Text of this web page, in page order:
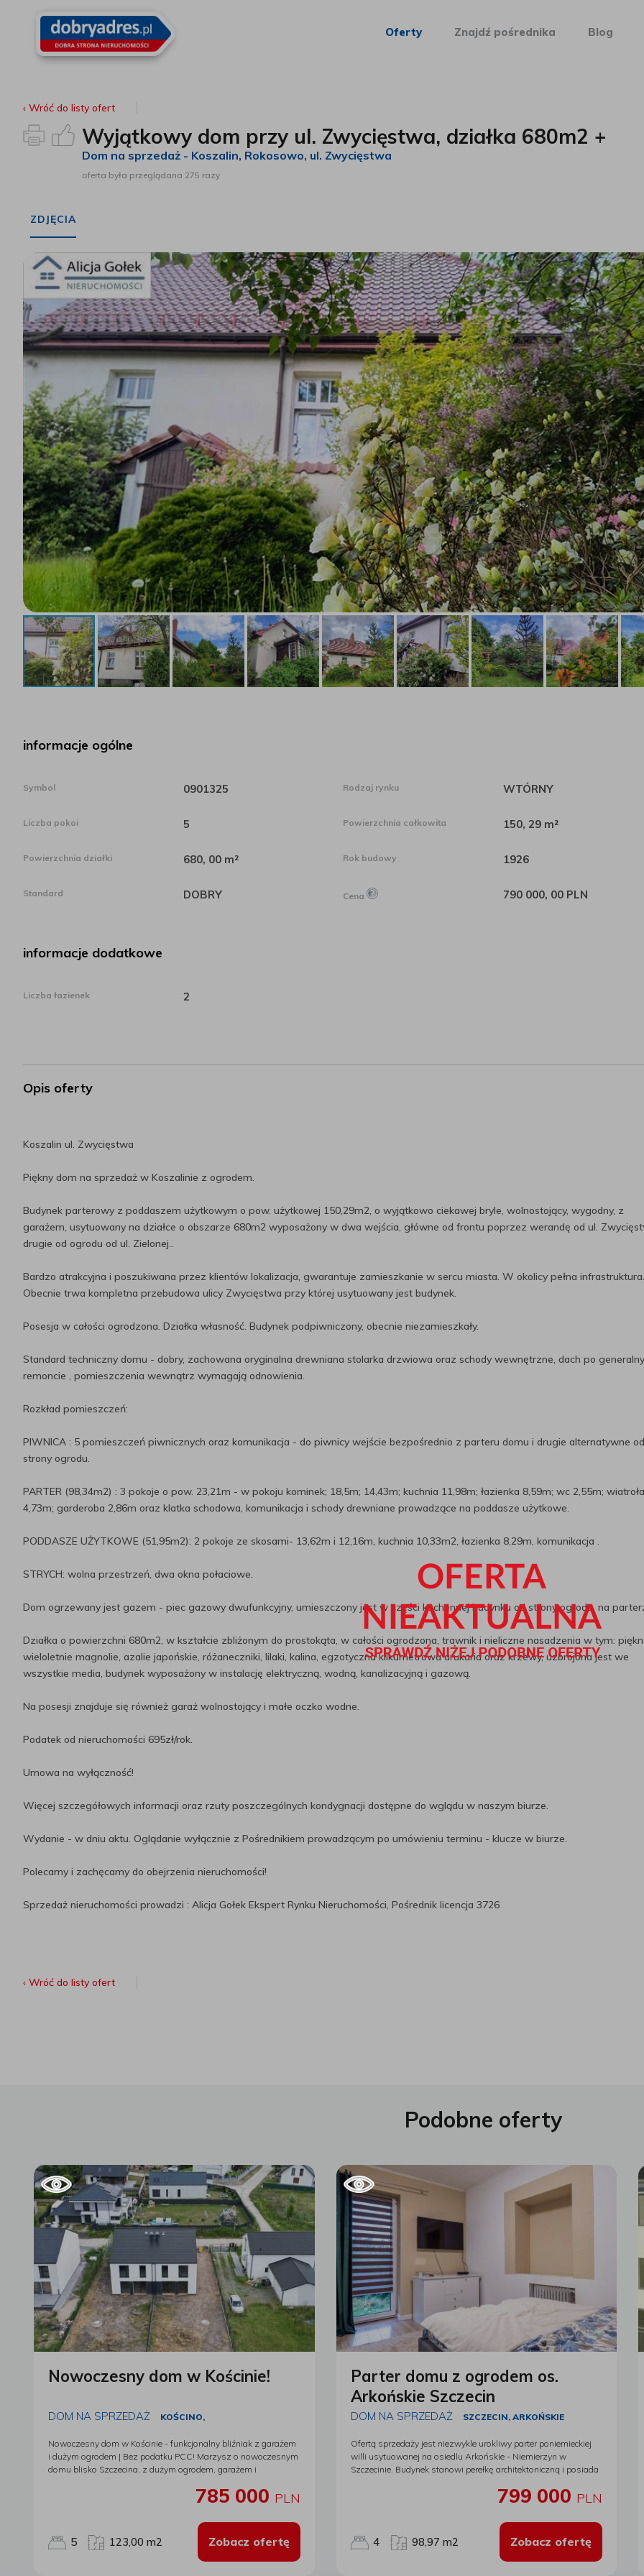
Oferty Znajdź pośrednika Blog
‹ Wróć do listy ofert
Wyjątkowy dom przy ul. Zwycięstwa, działka 680m2 +
Dom na sprzedaż - Koszalin, Rokosowo, ul. Zwycięstwa
oferta była przeglądana 275 razy
ZDJĘCIA
informacje ogólne
Symbol 0901325 Rodzaj rynku WTÓRNY
Liczba pokoi 5 Powierzchnia całkowita 150, 29 m²
Powierzchnia działki 680, 00 m² Rok budowy 1926
Standard DOBRY Cena 790 000, 00 PLN
informacje dodatkowe
Liczba łazienek 2
Opis oferty
Koszalin ul. Zwycięstwa
Piękny dom na sprzedaż w Koszalinie z ogrodem.
Budynek parterowy z poddaszem użytkowym o pow. użytkowej 150,29m2, o wyjątkowo ciekawej bryle, wolnostojący, wygodny, z
garażem, usytuowany na działce o obszarze 680m2 wyposażony w dwa wejścia, główne od frontu poprzez werandę od ul.
drugie od ogrodu od ul. Zielonej..
Bardzo atrakcyjna i poszukiwana przez klientów lokalizacja, gwarantuje zamieszkanie w sercu miasta. W okolicy pełna infrastruktura.
Obecnie trwa kompletna przebudowa ulicy Zwycięstwa przy której usytuowany jest budynek.
Posesja w całości ogrodzona. Działka własność. Budynek podpiwniczony, obecnie niezamieszkały.
Standard techniczny domu - dobry, zachowana oryginalna drewniana stolarka drzwiowa oraz schody wewnętrzne, dach po
remoncie , pomieszczenia wewnątrz wymagają odnowienia.
Rozkład pomieszczeń:
PIWNICA : 5 pomieszczeń piwnicznych oraz komunikacja - do piwnicy wejście bezpośrednio z parteru domu i drugie alternatywne od
strony ogrodu.
PARTER (98,34m2) : 3 pokoje o pow. 23,21m - w pokoju kominek; 18,5m; 14,43m; kuchnia 11,98m; łazienka 8,59m; wc 2,55m;
4,73m; garderoba 2,86m oraz klatka schodowa, komunikacja i schody drewniane prowadzące na poddasze użytkowe.
PODDASZE UŻYTKOWE (51,95m2): 2 pokoje ze skosami- 13,62m i 12,16m, kuchnia 10,33m2, łazienka 8,29m, komunikacja .
STRYCH: wolna przestrzeń, dwa okna połaciowe.
Dom ogrzewany jest gazem - piec gazowy dwufunkcyjny, umieszczony jest w części kuchennej budynku od strony ogrodu, na
Działka o powierzchni 680m2, w kształcie zbliżonym do prostokąta, w całości ogrodzona, trawnik i nieliczne nasadzenia w tym:
wieloletnie magnolie, azalie japońskie, różaneczniki, lilaki, kalina, egzotyczna kilkumetrowa arukaria oraz krzewy, uzbrojona jest we
wszystkie media, budynek wyposażony w instalację elektryczną, wodną, kanalizacyjną i gazową.
Na posesji znajduje się również garaż wolnostojący i małe oczko wodne.
Podatek od nieruchomości 695zł/rok.
Umowa na wyłączność!
Więcej szczegółowych informacji oraz rzuty poszczególnych kondygnacji dostępne do wglądu w naszym biurze.
Wydanie - w dniu aktu. Oglądanie wyłącznie z Pośrednikiem prowadzącym po umówieniu terminu - klucze w biurze.
Polecamy i zachęcamy do obejrzenia nieruchomości!
Sprzedaż nieruchomości prowadzi : Alicja Gołek Ekspert Rynku Nieruchomości, Pośrednik licencja 3726
‹ Wróć do listy ofert
Podobne oferty
Nowoczesny dom w Kościnie!
DOM NA SPRZEDAŻ KOŚCINO,
Nowoczesny dom w Kościnie - funkcjonalny bliźniak z garażem
i dużym ogrodem | Bez podatku PCC! Marzysz o nowoczesnym
domu blisko Szczecina, z dużym ogrodem, garażem i
oferta spełni oczekiwania nawet najbardziej wymagających
bliźniaczej z garażem w bryle budynku, położony w spokojnej i
dynamicznie rozwijającej się części Kościna przy ul. Bażanta.
Każda z nieruchomości usytuowana jest na działce o
powierzchni 367,5 m2, zapewniającej komfortową przestrzeń
785 000 PLN
5 123,00 m2 Zobacz ofertę
Parter domu z ogrodem os.
Arkońskie Szczecin
DOM NA SPRZEDAŻ SZCZECIN, ARKOŃSKIE
Ofertą sprzedaży jest niezwykle urokliwy parter poniemieckiej
willi usytuowanej na osiedlu Arkońskie - Niemierzyn w
Szczecinie. Budynek stanowi perełkę architektoniczną i posiada
oryginalnych elementów np. niektóre okna , schody, drzwi. Dach
karpiówką. Budynek wymaga remontu. Parter domu ma okna
PCV dwuszybowe oraz drzwi wejściowe drewniane. Na klatce
schodowej są stare, ale znakomicie zachowane poręcze
schodów drewnianych oraz stopnie. Ogrzewanie : piec na
799 000 PLN
4 98,97 m2 Zobacz ofertę